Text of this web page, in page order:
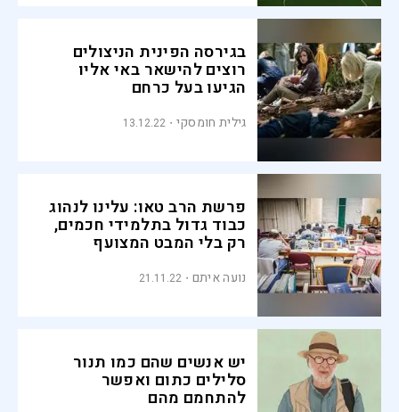
בגירסה הפינית הניצולים
רוצים להישאר באי אליו
הגיעו בעל כרחם
גילית חומסקי 13.12.22
פרשת הרב טאו: עלינו לנהוג
כבוד גדול בתלמידי חכמים,
רק בלי המבט המצועף
נועה איתם 21.11.22
יש אנשים שהם כמו תנור
סלילים כתום ואפשר
להתחמם מהם